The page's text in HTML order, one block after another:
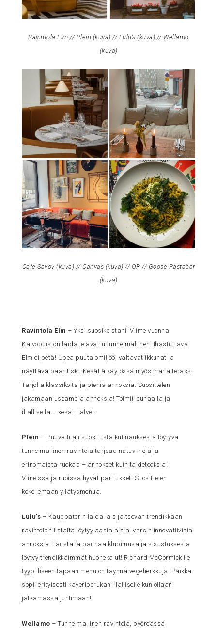
Ravintola Elm // Plein (kuva) // Lulu’s (kuva ) // Wellamo
(kuva)
Cafe Savoy (kuva ) // Canvas (kuva) // OR // Goose Pastabar
(kuva)
Ravintola Elm – Yksi suosikeistani! Viime vuonna
Kaivopuiston laidalle avattu tunnelmallinen. Ihastuttava
Elm ei petä! Upea puutalomiljöö, valtavat ikkunat ja
näyttävä baaritiski. Kesällä käytössä myös ihana terassi.
Tarjolla klassikoita ja pieniä annoksia. Suosittelen
jakamaan useampia annoksia! Toimii lounaalla ja
illallisella – kesät, talvet.
Plein – Puuvallilan suositusta kulmauksesta löytyvä
tunnelmallinen ravintola tarjoaa natuviinejä ja
erinomaista ruokaa – annokset kuin taideteoksia!
Viineissä ja ruoissa hyvät paritukset. Suosittelen
kokeilemaan yllätysmenua.
Lulu’s – Kauppatorin laidalla sijaitsevan trendikkään
ravintolan listalta löytyy aasialaisia, varsin innovatiivisia
annoksia. Taustalla pauhaa klubimusa ja sisustuksesta
löytyy trendikkäimmät huonekalut! Richard McCormickille
tyypilliseen tapaan menu on täynnä vegeherkkuja. Paikka
sopii erityisesti kaveriporukan illalliselle kun ollaan
jatkamassa juhlimaan!
Wellamo – Tunnelmallinen ravintola, pyöreässä